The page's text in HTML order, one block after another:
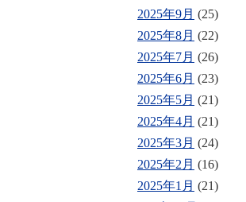
2025年9月 (25)
2025年8月 (22)
2025年7月 (26)
2025年6月 (23)
2025年5月 (21)
2025年4月 (21)
2025年3月 (24)
2025年2月 (16)
2025年1月 (21)